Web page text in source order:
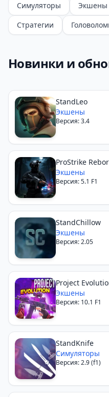
Симуляторы Экшены
Стратегии
Новинки и
StandLeo
Экшены
Версия: 3.4
ProStrike
Экшены
Версия: 5.1 F1
StandChillow
Экшены
Версия: 2.05
Project
Экшены
Версия: 10.1 F1
StandKnife
Симуляторы
Версия: 2.9 (f1)